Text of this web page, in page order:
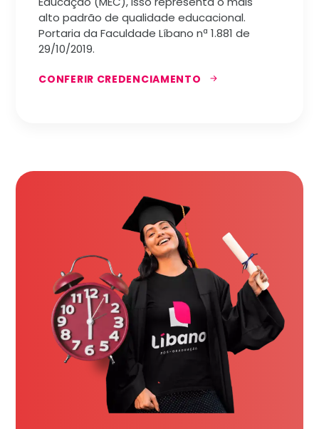
alto padrão de qualidade educacional.
Portaria da Faculdade Líbano nª 1.881 de
29/10/2019.
CONFERIR CREDENCIAMENTO